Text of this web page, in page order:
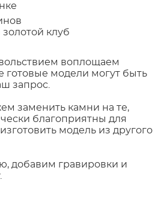
клуб
воплощаем
готовые модели могут быть
запрос.
заменить камни на те,
благоприятны для
модель из другого
добавим гравировки и